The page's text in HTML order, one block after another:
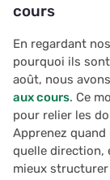
cours
En regardant
pourquoi ils
août, nous
aux cours. Ce
pour relier les
Apprenez
quelle direction,
mieux